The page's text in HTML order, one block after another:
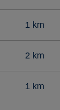
1 km
2 km
1 km